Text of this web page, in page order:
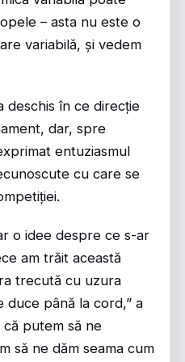
– asta nu este o
variabilă, și vedem
deschis în ce direcție
dar, spre
entuziasmul
cu care se
o idee despre ce s-ar
am trăit această
trecută cu uzura
duce până la cord,” a
că putem să ne
să ne dăm seama cum